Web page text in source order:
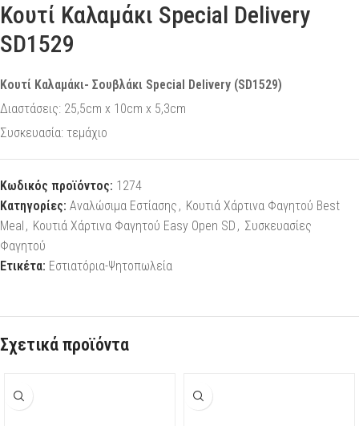
Κουτί Καλαμάκι Special Delivery
SD1529
Κουτί Καλαμάκι- Σουβλάκι Special Delivery (SD1529)
Διαστάσεις: 25,5cm x 10cm x 5,3cm
Συσκευασία: τεμάχιο
Κωδικός προϊόντος: 1274
Κατηγορίες: Αναλώσιμα Εστίασης , Κουτιά Χάρτινα Φαγητού Best
Meal , Κουτιά Χάρτινα Φαγητού Easy Open SD , Συσκευασίες
Φαγητού
Ετικέτα: Εστιατόρια-Ψητοπωλεία
Σχετικά προϊόντα